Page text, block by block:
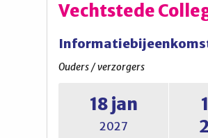
Alberdingk
Vechtstede
Ouders / verzorgers
18 jan
2027